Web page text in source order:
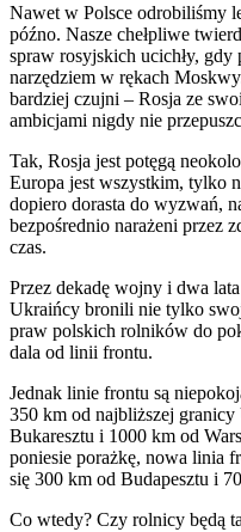
Nawet w Polsce odrobiliśmy
późno. Nasze chełpliwe
spraw rosyjskich ucichły, gdy
narzędziem w rękach
bardziej czujni – Rosja ze
ambicjami nigdy nie
Tak, Rosja jest potęgą
Europa jest wszystkim, tylko
dopiero dorasta do wyzwań,
bezpośrednio narażeni przez
czas.
Przez dekadę wojny i dwa
Ukraińcy bronili nie tylko
praw polskich rolników do
dala od linii frontu.
Jednak linie frontu są
350 km od najbliższej
Bukaresztu i 1000 km od
poniesie porażkę, nowa linia
się 300 km od Budapesztu i
Co wtedy? Czy rolnicy będą